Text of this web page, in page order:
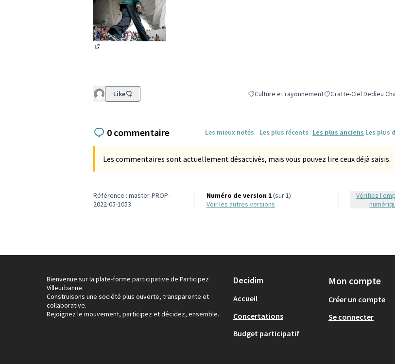
Like Filtrer les résultats de la catégorie : Culture et
Culture et rayonnementFiltrer les résultats pour
Gratte-Ciel Dedieu
0 commentaire Les mieux notés Les plus récents Les plus anciens Les plus
Les commentaires sont actuellement désactivés, mais vous pouvez lire ceux déjà saisis.
Référence : master-PROP-
2022-05-1053
Numéro de version 1(sur 1)
voir les autres versions
Vérifiez l'empreinte
Bienvenue sur la plate-forme participative de Participez
Villeurbanne.
Construisons une société plus ouverte, transparente et
collaborative.
Rejoignez le mouvement, participez et décidez, ensemble.
Decidim
Accueil
Concertations
Budget participatif
Mon compte
Créer un compte
Se connecter